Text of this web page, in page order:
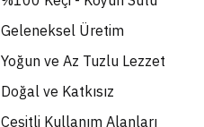
Geleneksel Üretim
Yoğun ve Az Tuzlu Lezzet
Doğal ve Katkısız
Çeşitli Kullanım Alanları